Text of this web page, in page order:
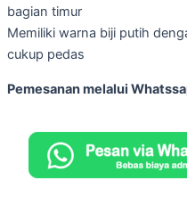
bagian timur
Memiliki warna biji putih
cukup pedas
Pemesanan melalui